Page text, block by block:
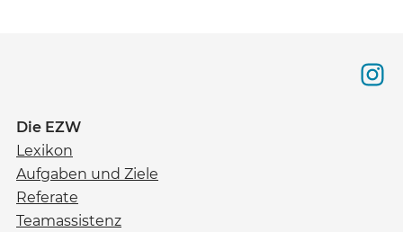
Die EZW
Lexikon
Aufgaben und Ziele
Referate
Teamassistenz